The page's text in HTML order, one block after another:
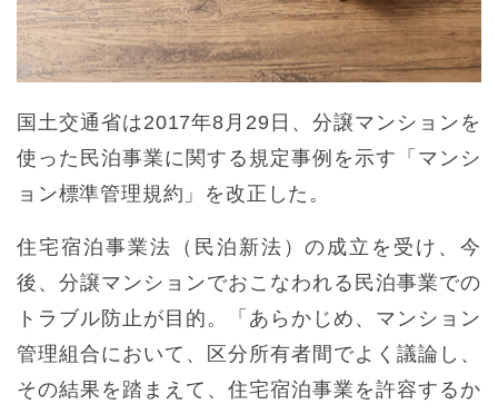
国土交通省は2017年8月29日、分譲マンションを
使った民泊事業に関する規定事例を示す「マンシ
ョン標準管理規約」を改正した。
住宅宿泊事業法（民泊新法）の成立を受け、今
後、分譲マンションでおこなわれる民泊事業での
トラブル防止が目的。「あらかじめ、マンション
管理組合において、区分所有者間でよく議論し、
その結果を踏まえて、住宅宿泊事業を許容するか